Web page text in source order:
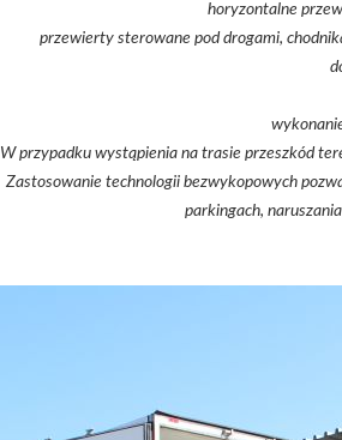
horyzontalne
przewierty sterowane pod drogami,
W przypadku wystąpienia na trasie przeszkód
Zastosowanie technologii bezwykopowych
parkingach,